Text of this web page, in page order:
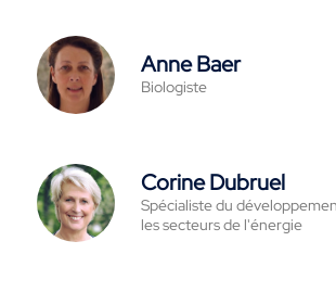
Anne Baer
Biologiste
Corine Dubruel
Spécialiste du
les secteurs de l'énergie